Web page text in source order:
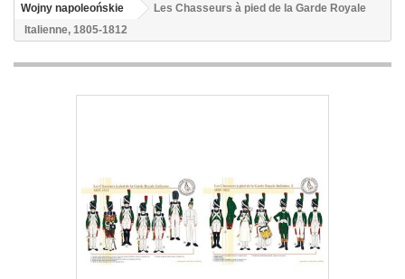
Wojny napoleońskie
Les Chasseurs à pied de la Garde Royale
Italienne, 1805-1812